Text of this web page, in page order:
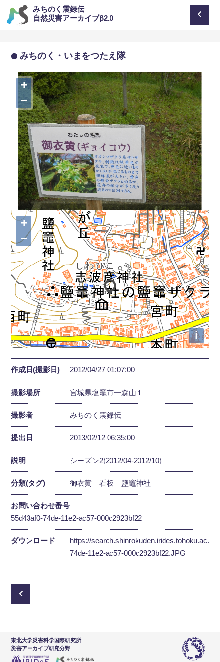
みちのく震録伝
自然災害アーカイブβ2.0
みちのく・いまをつたえ隊
+
−
+
−
i
作成日(撮影日) 2012/04/27 01:07:00
撮影場所 宮城県塩竈市一森山１
撮影者 みちのく震録伝
提出日 2013/02/12 06:35:00
説明 シーズン2(2012/04-2012/10)
分類(タグ) 御衣黄 看板 鹽竈神社
お問い合わせ番号
55d43af0-74de-11e2-ac57-000c2923bf22
ダウンロード
https://
74de-11e2-ac57-000c2923bf22.JPG
東北大学災害科学国際研究所
災害アーカイブ研究分野